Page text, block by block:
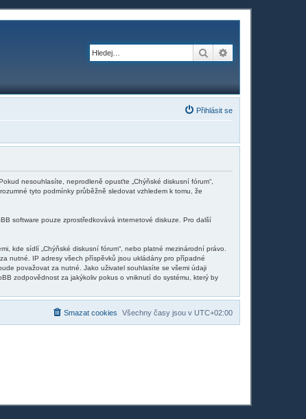
Hledat
Přihlásit se
nesouhlasíte, neprodleně opusťte „Chýňské diskusní fórum“,
tyto podmínky průběžně sledovat vzhledem k tomu, že
software pouze zprostředkovává internetové diskuze. Pro další
kde sídlí „Chýňské diskusní fórum“, nebo platné mezinárodní právo.
nutné. IP adresy všech příspěvků jsou ukládány pro případné
považovat za nutné. Jako uživatel souhlasíte se všemi údaji
zodpovědnost za jakýkoliv pokus o vniknutí do systému, který by
Všechny časy jsou v UTC+02:00
Smazat cookies